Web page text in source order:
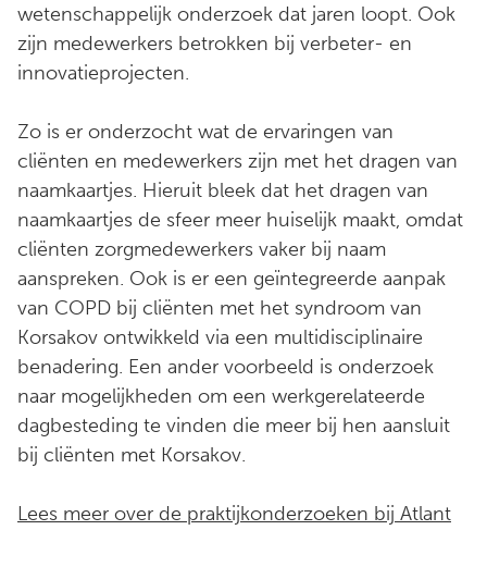
wetenschappelijk onderzoek dat jaren loopt. Ook
zijn medewerkers betrokken bij verbeter- en
innovatieprojecten.
Zo is er onderzocht wat de ervaringen van
cliënten en medewerkers zijn met het dragen van
naamkaartjes. Hieruit bleek dat het dragen van
naamkaartjes de sfeer meer huiselijk maakt, omdat
cliënten zorgmedewerkers vaker bij naam
aanspreken. Ook is er een geïntegreerde aanpak
van COPD bij cliënten met het syndroom van
Korsakov ontwikkeld via een multidisciplinaire
benadering. Een ander voorbeeld is onderzoek
naar mogelijkheden om een werkgerelateerde
dagbesteding te vinden die meer bij hen aansluit
bij cliënten met Korsakov.
Lees meer over de praktijkonderzoeken bij Atlant